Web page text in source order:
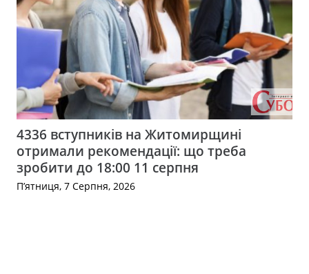
4336 вступників на Житомирщині
отримали рекомендації: що треба
зробити до 18:00 11 серпня
П’ятниця, 7 Серпня, 2026